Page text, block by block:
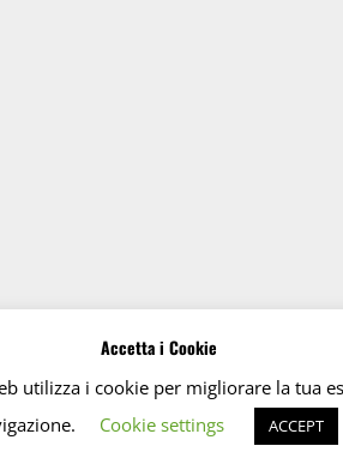
Accetta i Cookie
utilizza i cookie per migliorare la tua
Cookie settings ACCEPT